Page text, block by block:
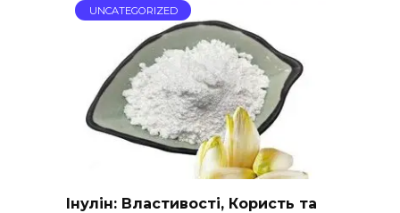
UNCATEGORIZED
Інулін: Властивості, Користь та